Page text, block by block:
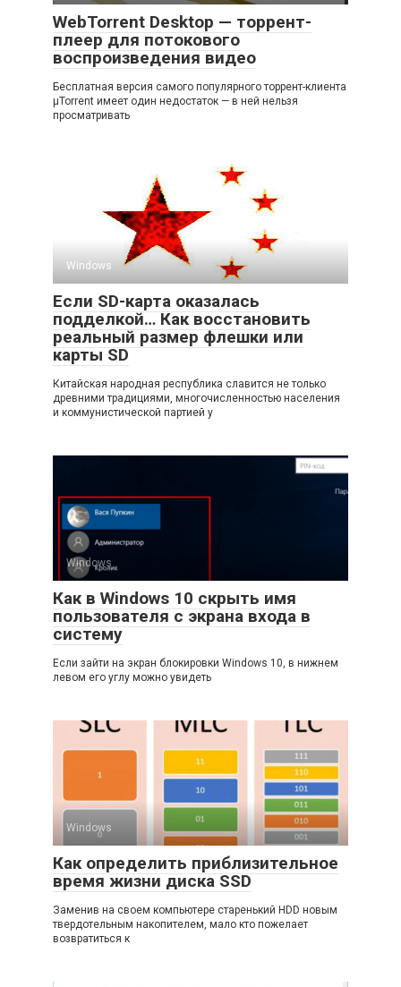
WebTorrent Desktop — торрент-
плеер для потокового
воспроизведения видео
Бесплатная версия самого популярного торрент-клиента
µTorrent имеет один недостаток — в ней нельзя
просматривать
Windows
Если SD-карта оказалась
подделкой… Как восстановить
реальный размер флешки или
карты SD
Китайская народная республика славится не только
древними традициями, многочисленностью населения
и коммунистической партией у
Windows
Как в Windows 10 скрыть имя
пользователя с экрана входа в
систему
Если зайти на экран блокировки Windows 10, в нижнем
левом его углу можно увидеть
Windows
Как определить приблизительное
время жизни диска SSD
Заменив на своем компьютере старенький HDD новым
твердотельным накопителем, мало кто пожелает
возвратиться к